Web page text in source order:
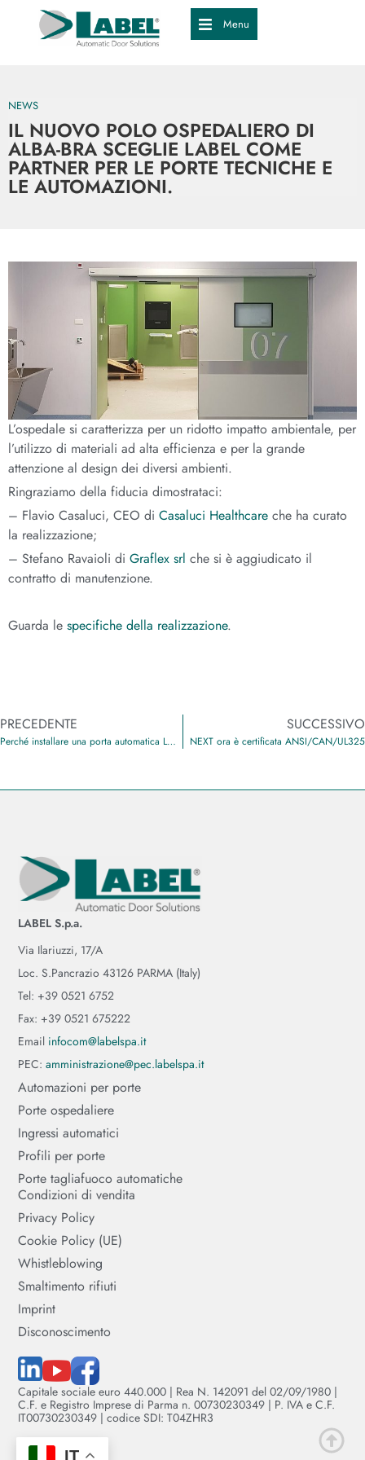
Menu
NEWS
IL NUOVO POLO OSPEDALIERO DI
ALBA-BRA SCEGLIE LABEL COME
PARTNER PER LE PORTE TECNICHE E
LE AUTOMAZIONI.
L’ospedale si caratterizza per un ridotto impatto ambientale, per
l’utilizzo di materiali ad alta efficienza e per la grande
attenzione al design dei diversi ambienti.
Ringraziamo della fiducia dimostrataci:
– Flavio Casaluci, CEO di Casaluci Healthcare che ha curato
la realizzazione;
– Stefano Ravaioli di Graflex srl che si è aggiudicato il
contratto di manutenzione.
Guarda le specifiche della realizzazione.
PRECEDENTE
Perché installare una porta automatica LABEL nel tuo punto vendita.
SUCCESSIVO
NEXT ora è certificata ANSI/CAN/UL325
LABEL S.p.a.
Via Ilariuzzi, 17/A
Loc. S.Pancrazio 43126 PARMA (Italy)
Tel: +39 0521 6752
Fax: +39 0521 675222
Email infocom@labelspa.it
PEC:amministrazione@pec.labelspa.it
Automazioni per porte
Porte ospedaliere
Ingressi automatici
Profili per porte
Porte tagliafuoco automatiche
Condizioni di vendita
Privacy Policy
Cookie Policy (UE)
Whistleblowing
Smaltimento rifiuti
Imprint
Disconoscimento
Capitale sociale euro 440.000 | Rea N. 142091 del 02/09/1980 |
C.F. e Registro Imprese di Parma n. 00730230349 | P. IVA e C.F.
IT00730230349 | codice SDI: T04ZHR3
IT